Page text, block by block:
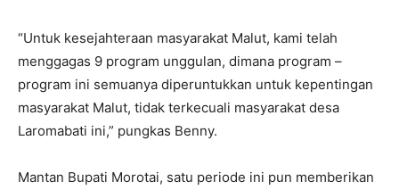
“Untuk kesejahteraan masyarakat Malut, kami telah
menggagas 9 program unggulan, dimana program –
program ini semuanya diperuntukkan untuk kepentingan
masyarakat Malut, tidak terkecuali masyarakat desa
Laromabati ini,” pungkas Benny.
Mantan Bupati Morotai, satu periode ini pun memberikan